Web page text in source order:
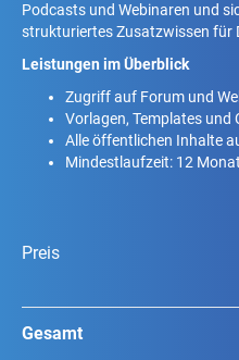
Podcasts und Webinaren und
strukturiertes Zusatzwissen für
Leistungen im Überblick
Zugriff auf Forum und
Vorlagen, Templates und
Alle öffentlichen Inhalte
Mindestlaufzeit: 12
Preis
Gesamt